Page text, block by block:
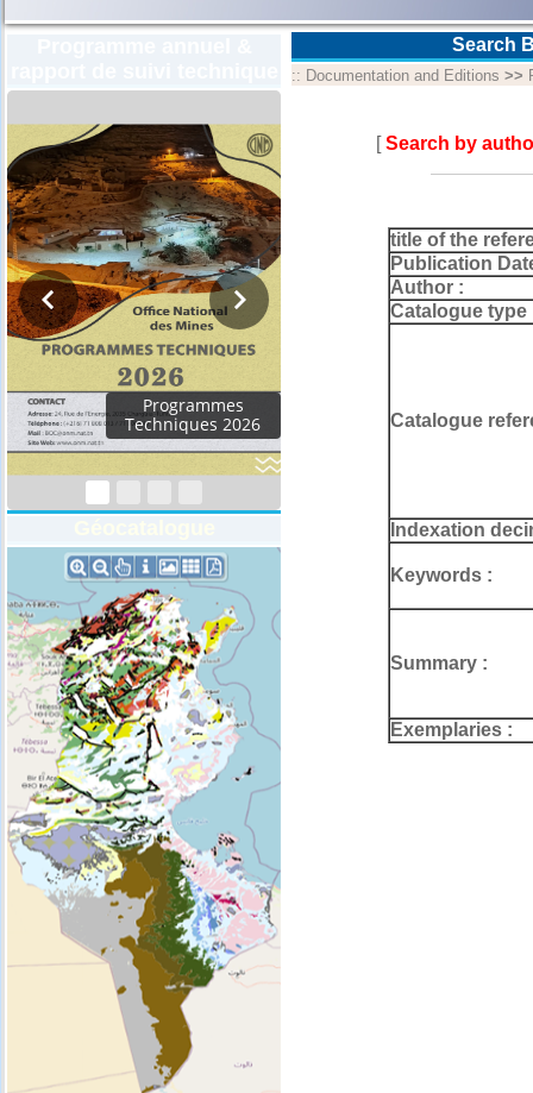
Search
:: Documentation and Editions >>
[Search by
title of the
Publication
Author :
Catalogue type
Catalogue
Indexation
Keywords :
Summary :
Exemplaries :